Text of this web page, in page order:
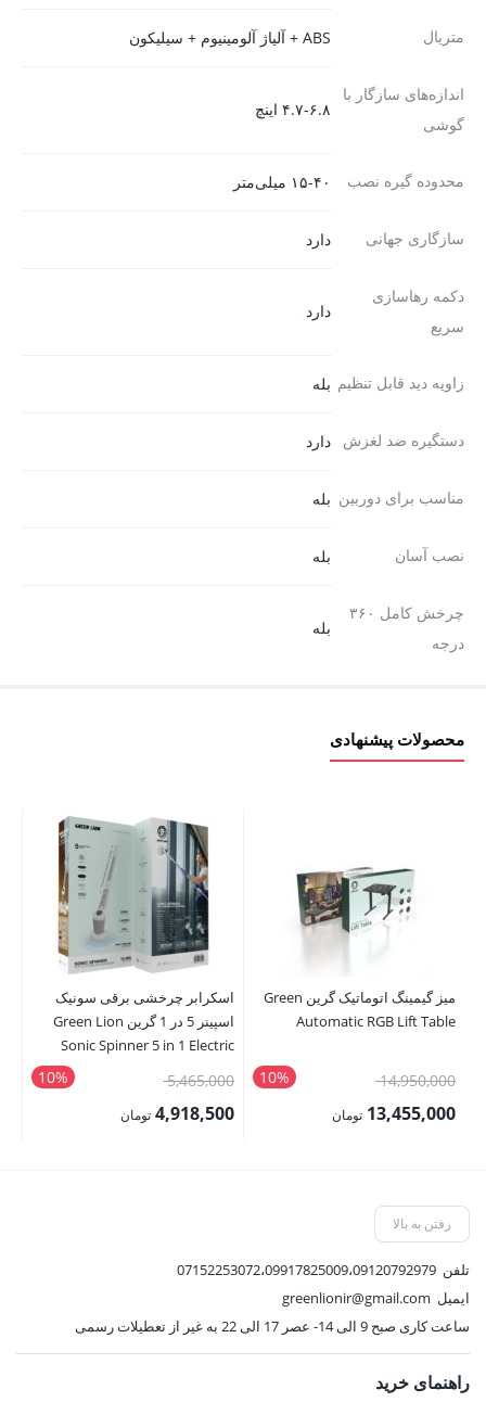
متریال ABS + آلیاژ آلومینیوم + سیلیکون
اندازه‌های سازگار با
گوشی
۴.۷-۶.۸ اینچ
محدوده گیره نصب ۱۵-۴۰ میلی‌متر
سازگاری جهانی دارد
دکمه رهاسازی
سریع
دارد
زاویه دید قابل تنظیم بله
دستگیره ضد لغزش دارد
مناسب برای دوربین بله
نصب آسان بله
چرخش کامل ۳۶۰
درجه
بله
محصولات پیشنهادی
میز گیمینگ اتوماتیک گرین Green
Automatic RGB Lift Table
10% 14,950,000قیمت
اصلی:13,455,000 تومان
13,455,000 تومان.
اسکرابر چرخشی برقی سونیک
اسپینر 5 در 1 گرین Green Lion
Sonic Spinner 5 in 1 Electric
10% 5,465,000قیمت
اصلی:4,918,500 تومان
رفتن به بالا
تلفن 07152253072،09917825009،09120792979
ایمیل greenlionir@gmail.com
ساعت کاری صبح 9 الی 14- عصر 17 الی 22 به غیر از تعطیلات رسمی
راهنمای خرید